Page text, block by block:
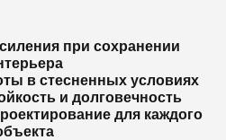
при сохранении
в стесненных условиях
и долговечность
для каждого